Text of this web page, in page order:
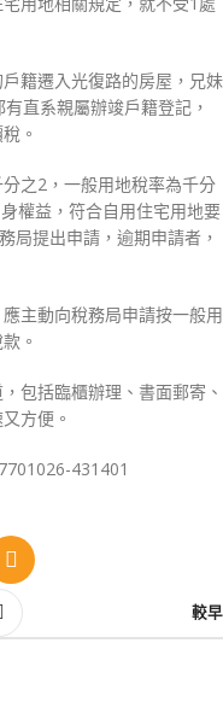
籍遷入光復路的房屋，兄妹
直系親屬辦竣戶籍登記，
。
之2，一般用地稅率為千分
權益，符合自用住宅用地要
局提出申請，逾期申請者，
主動向稅務局申請按一般用
。
包括臨櫃辦理、書面郵寄、
方便。
431401
較早